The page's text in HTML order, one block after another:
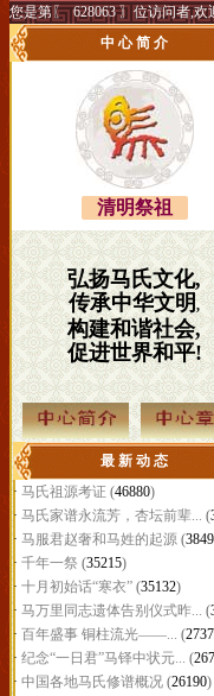
您是第〖628063〗位访问者,欢
中 心 简 介
清明祭祖
弘扬马氏文化,
传承中华文明,
构建和谐社会,
促进世界和平!
最 新 动 态
· 马氏祖源考证 (46880)
· 马氏家谱永流芳，杏坛前辈... (
· 马服君赵奢和马姓的起源 (
· 千年一祭 (35215)
· 十月初始话“寒衣” (35132)
· 马万里同志遗体告别仪式昨... (
· 百年盛事 铜柱流光——... (
· 纪念“一日君”马铎中状元... (
· 中国各地马氏修谱概况 (26190)